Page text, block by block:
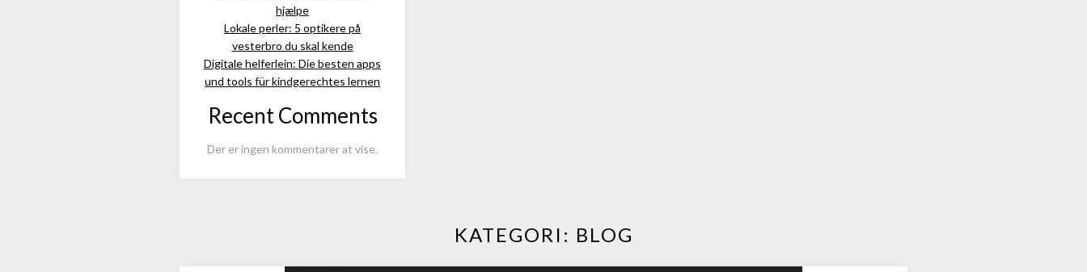
hjælpe
Lokale perler: 5 optikere på
vesterbro du skal kende
Digitale helferlein: Die besten apps
und tools für kindgerechtes lernen
Recent Comments
Der er ingen kommentarer at vise.
KATEGORI: BLOG